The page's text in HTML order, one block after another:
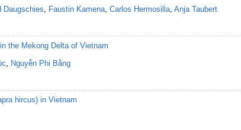
Daugschies, Faustin Kamena, Carlos Hermosilla, Anja Taubert
the Mekong Delta of Vietnam
, Nguyễn Phi Bằng
hircus) in Vietnam